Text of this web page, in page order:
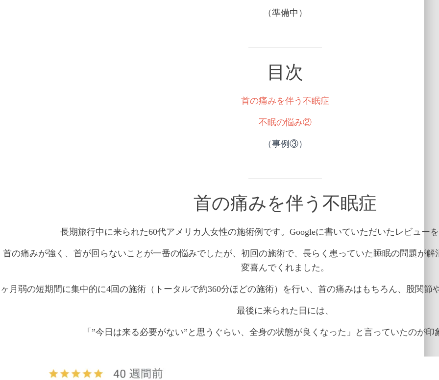
（準備中）
目次
首の痛みを伴う不眠症
不眠の悩み②
（事例③）
首の痛みを伴う不眠症
長期旅行中に来られた60代アメリカ人女性の施術例です。Googleに書いていただいたレビュー
首の痛みが強く、首が回らないことが一番の悩みでしたが、初回の施術で、長らく患っていた睡眠の問題が
変喜んでくれました。
月弱の短期間に集中的に4回の施術（トータルで約360分ほどの施術）を行い、首の痛みはもちろん、股関節
最後に来られた日には、
「”今日は来る必要がない”と思うぐらい、全身の状態が良くなった」と言っていたのが印